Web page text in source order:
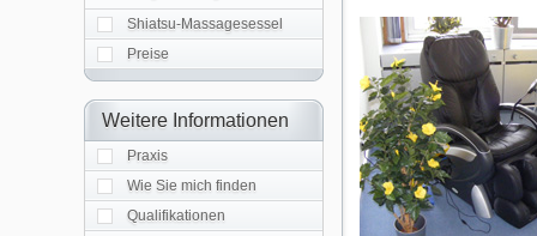
Shiatsu-Massagesessel
Preise
Weitere Informationen
Praxis
Wie Sie mich finden
Qualifikationen